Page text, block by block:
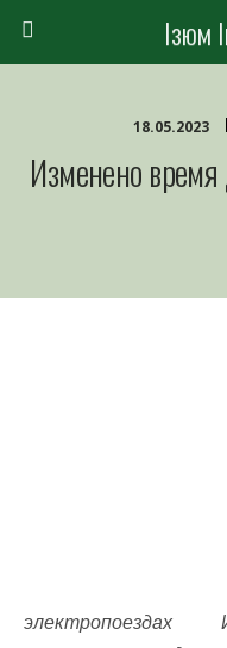
Ізюм
18.05.2023
Изменено
электропоездах